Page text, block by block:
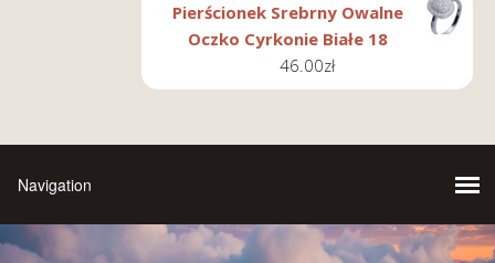
Pierścionek Srebrny Owalne
Oczko Cyrkonie Białe 18
46.00zł